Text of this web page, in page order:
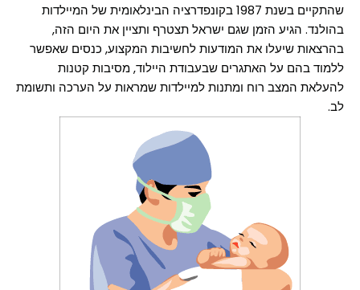
שהתקיים בשנת 1987 בקונפדרציה הבינלאומית של המיילדות
בהולנד. הגיע הזמן שגם ישראל תצטרף ותציין את היום הזה,
בהרצאות שיעלו את המודעות לחשיבות המקצוע, כנסים שאפשר
ללמוד בהם על האתגרים שבעבודת היילוד, מסיבות קטנות
להעלאת המצב רוח ומתנות למיילדות שמראות על הערכה ותשומת
לב.